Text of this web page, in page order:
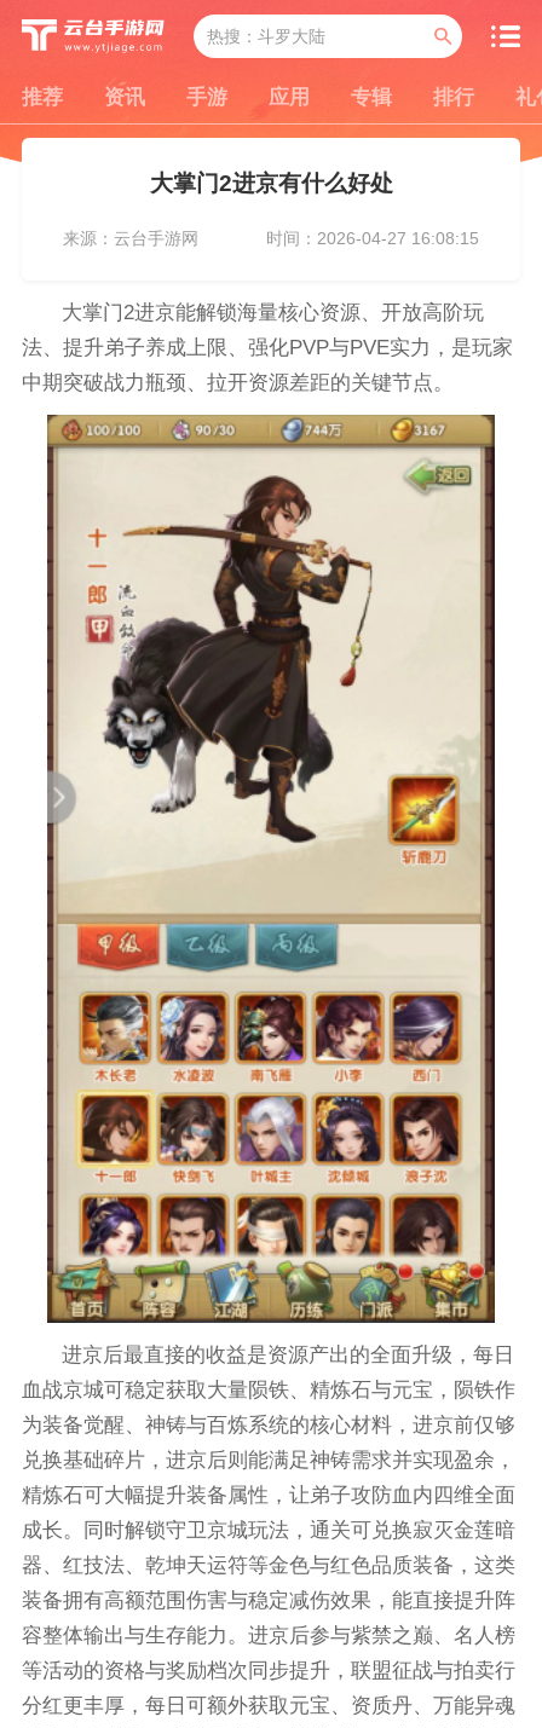
推荐 资讯 手游 应用 专辑 排行 礼
大掌门2进京有什么好处
来源：云台手游网 时间：2026-04-27 16:08:15
大掌门2进京能解锁海量核心资源、开放高阶玩
法、提升弟子养成上限、强化PVP与PVE实力，是玩家
中期突破战力瓶颈、拉开资源差距的关键节点。
进京后最直接的收益是资源产出的全面升级，每日
血战京城可稳定获取大量陨铁、精炼石与元宝，陨铁作
为装备觉醒、神铸与百炼系统的核心材料，进京前仅够
兑换基础碎片，进京后则能满足神铸需求并实现盈余，
精炼石可大幅提升装备属性，让弟子攻防血内四维全面
成长。同时解锁守卫京城玩法，通关可兑换寂灭金莲暗
器、红技法、乾坤天运符等金色与红色品质装备，这类
装备拥有高额范围伤害与稳定减伤效果，能直接提升阵
容整体输出与生存能力。进京后参与紫禁之巅、名人榜
等活动的资格与奖励档次同步提升，联盟征战与拍卖行
分红更丰厚，每日可额外获取元宝、资质丹、万能异魂